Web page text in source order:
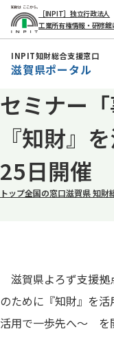
本
文
動
［INPIT］独立行政法人
工業所有権情報・研修館
INPIT知財総合支援窓口
滋賀県ポータル
セミナー
『知財』
25日開催
トップ全国の窓口滋賀県 知財
滋賀県よろず支援拠
のために『知財』を
活用で一歩先へ～ を